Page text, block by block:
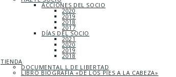
ACCIONES DEL SOCIO
2020
2019
2018
2017
DÍAS DEL SOCIO
2021
2020
2019
2018
TIENDA
DOCUMENTAL L DE LIBERTAD
LIBRO BIOGRAFÍA «DE LOS PIES A LA CABEZA»